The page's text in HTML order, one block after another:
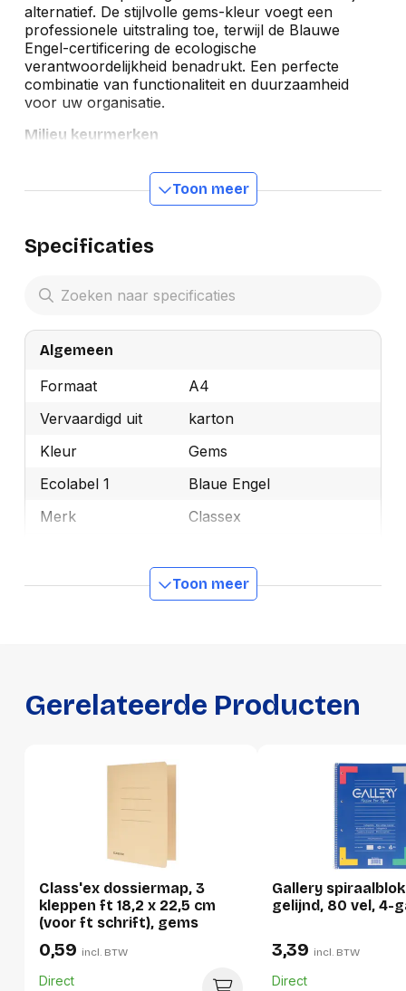
alternatief. De stijlvolle gems-kleur voegt een
professionele uitstraling toe, terwijl de Blauwe
Engel-certificering de ecologische
verantwoordelijkheid benadrukt. Een perfecte
combinatie van functionaliteit en duurzaamheid
voor uw organisatie.
Milieu keurmerken
Toon meer
Specificaties
Algemeen
Formaat
A4
Vervaardigd uit
karton
Kleur
Gems
Ecolabel 1
Blaue Engel
Merk
Classex
Manufacturer Part
1198
Productformaat
Verpakking
Per stuk
Toon meer
Gerelateerde Producten
Class'ex dossiermap, 3
kleppen ft 18,2 x 22,5 cm
(voor ft schrift), gems
0,59 incl. BTW
Direct
Gallery
gelijnd, 80 vel, 4-
3,39 incl. BTW
Direct